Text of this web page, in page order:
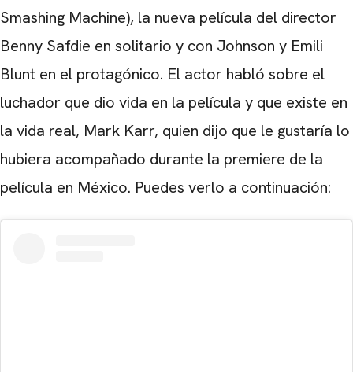
Smashing Machine), la nueva película del director
Benny Safdie en solitario y con Johnson y Emili
Blunt en el protagónico. El actor habló sobre el
luchador que dio vida en la película y que existe en
la vida real, Mark Karr, quien dijo que le gustaría lo
hubiera acompañado durante la premiere de la
película en México. Puedes verlo a continuación: